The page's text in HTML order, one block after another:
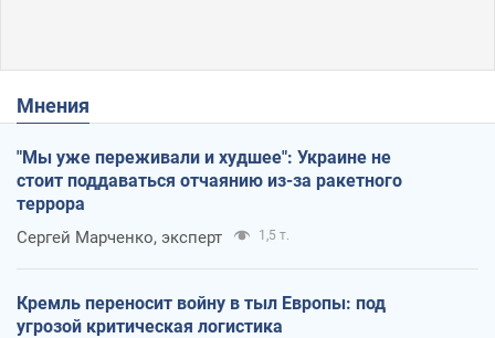
Мнения
"Мы уже переживали и худшее": Украине не
стоит поддаваться отчаянию из-за ракетного
террора
Сергей Марченко, эксперт 1,5 т.
Кремль переносит войну в тыл Европы: под
угрозой критическая логистика